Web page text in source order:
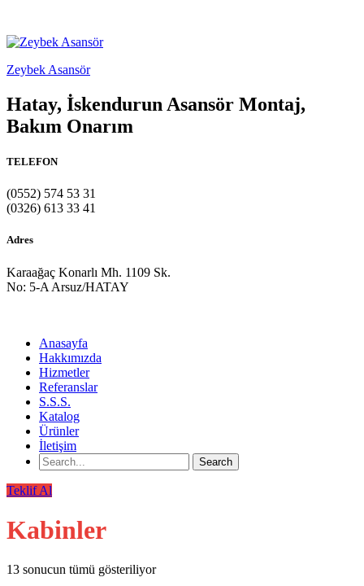
hattı
sohbet
betebet
betebet
betebet
bozuk
kredi
sohbet
hattı
Zeybek Asansör
Hatay, İskendurun Asansör Montaj,
Bakım Onarım
TELEFON
(0552) 574 53 31
(0326) 613 33 41
Adres
Karaağaç Konarlı Mh. 1109 Sk.
No: 5-A Arsuz/HATAY
Anasayfa
Hakkımızda
Hizmetler
Referanslar
S.S.S.
Katalog
Ürünler
İletişim
Teklif Al
Kabinler
13 sonucun tümü gösteriliyor